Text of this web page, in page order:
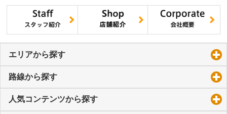
エリアから探す
路線から探す
人気コンテンツから探す